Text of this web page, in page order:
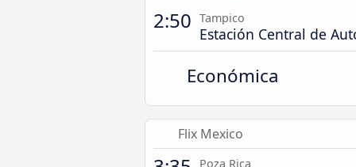
2:50 Tampico
Estación Central de
Económica
Flix Mexico
Poza Rica